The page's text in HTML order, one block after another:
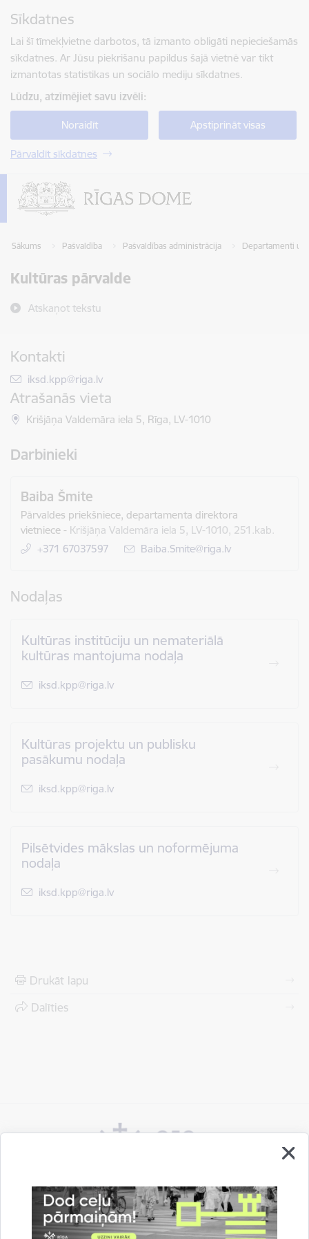
Sīkdatnes
Lai šī tīmekļvietne darbotos, tā izmanto obligāti nepieciešamās
sīkdatnes. Ar Jūsu piekrišanu papildus šajā vietnē var tikt
izmantotas statistikas un sociālo mediju sīkdatnes.
Lūdzu, atzīmējiet savu izvēli:
Noraidīt Apstiprināt visas
Pārvaldīt sīkdatnes
Sākums Pašvaldība Pašvaldības administrācija Departamenti un
Kultūras pārvalde
Atskaņot tekstu
Kontakti
E-pasts:
iksd.kpp@riga.lv
Atrašanās vieta
Krišjāņa Valdemāra iela 5, Rīga, LV-1010
Darbinieki
Baiba Šmite
Pārvaldes priekšniece, departamenta direktora
vietniece - Krišjāņa Valdemāra iela 5, LV-1010, 251.kab.
+371 67037597
E-pasts:
Baiba.Smite@riga.lv
Nodaļas
Kultūras institūciju un nemateriālā
kultūras mantojuma nodaļa
E-pasts:
iksd.kpp@riga.lv
Kultūras projektu un publisku
pasākumu nodaļa
E-pasts:
iksd.kpp@riga.lv
Pilsētvides mākslas un noformējuma
nodaļa
E-pasts:
iksd.kpp@riga.lv
Drukāt lapu
Dalīties